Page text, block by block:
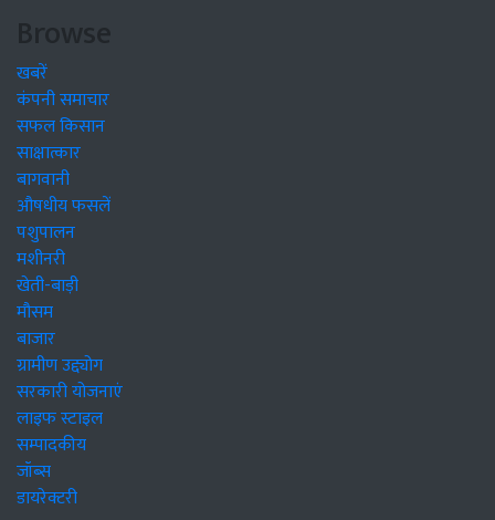
Browse
खबरें
कंपनी समाचार
सफल किसान
साक्षात्कार
बागवानी
औषधीय फसलें
पशुपालन
मशीनरी
खेती-बाड़ी
मौसम
बाजार
ग्रामीण उद्द्योग
सरकारी योजनाएं
लाइफ स्टाइल
सम्पादकीय
जॉब्स
डायरेक्टरी